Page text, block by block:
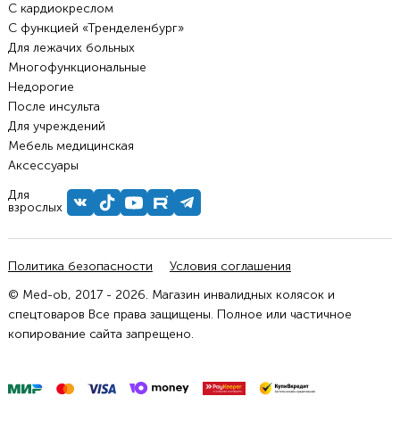
С кардиокреслом
С функцией «Тренделенбург»
Для лежачих больных
Многофункциональные
Недорогие
После инсульта
Для учреждений
Мебель медицинская
Аксессуары
Для
взрослых
Политика безопасности
Условия соглашения
© Med-ob, 2017 - 2026. Магазин инвалидных колясок и
спецтоваров Все права защищены. Полное или частичное
копирование сайта запрещено.